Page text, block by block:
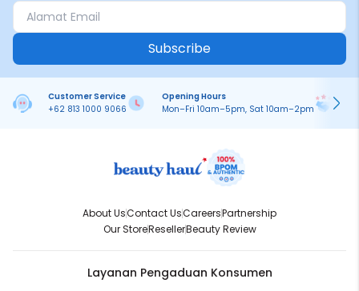
Subscribe
Customer Service
+62 813 1000 9066
Opening Hours
Mon–Fri 10am–5pm, Sat 10am–2pm
About UsContact UsCareersPartnership
Our StoreResellerBeauty Review
Layanan Pengaduan Konsumen